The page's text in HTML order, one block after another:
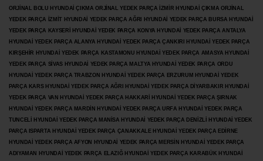
ORJİNAL BOLU HYUNDAİ ÇIKMA ORJİNAL YEDEK PARÇA İZMİR HYUNDAİ ÇIKMA ORJİNAL
YEDEK PARÇA İZMİT HYUNDAİ YEDEK PARÇA AĞRI HYUNDAİ YEDEK PARÇA BURSA HYUNDAİ
YEDEK PARÇA KAYSERİ HYUNDAİ YEDEK PARÇA KONYA HYUNDAİ YEDEK PARÇA ANTALYA
HYUNDAİ YEDEK PARÇA ALANYA HYUNDAİ YEDEK PARÇA ÇANKIRI HYUNDAİ YEDEK PARÇA
KIRŞEHİR HYUNDAİ YEDEK PARÇA KASTAMONU HYUNDAİ YEDEK PARÇA AMASYA HYUNDAİ
YEDEK PARÇA SİVAS HYUNDAİ YEDEK PARÇA MALTYA HYUNDAİ YEDEK PARÇA ORDU
HYUNDAİ YEDEK PARÇA TRABZON HYUNDAİ YEDEK PARÇA ERZURUM HYUNDAİ YEDEK
PARÇA KARS HYUNDAİ YEDEK PARÇA AĞRI HYUNDAİ YEDEK PARÇA DİYARBAKIR HYUNDAİ
YEDEK PARÇA VAN HYUNDAİ YEDEK PARÇA HAKKARİ HYUNDAİ YEDEK PARÇA ŞIRNAK
HYUNDAİ YEDEK PARÇA MARDİN HYUNDAİ YEDEK PARÇA URFA HYUNDAİ YEDEK PARÇA
TUNCELİ HYUNDAİ YEDEK PARÇA MANİSA HYUNDAİ YEDEK PARÇA DENİZLİ HYUNDAİ YEDEK
PARÇA ISPARTA HYUNDAİ YEDEK PARÇA ÇANAKKALE HYUNDAİ YEDEK PARÇA EDİRNE
HYUNDAİ YEDEK PARÇA AFYON HYUNDAİ YEDEK PARÇA MERSİN HYUNDAİ YEDEK PARÇA
ADIYAMAN HYUNDAİ YEDEK PARÇA ELAZIĞ HYUNDAİ YEDEK PARÇA KARABÜK HYUNDAİ